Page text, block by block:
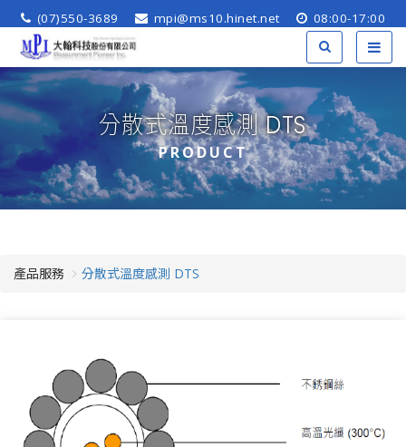
(07)550-3689 mpi@ms10.hinet.net 08:00-17:00
分散式溫度感測 DTS
PRODUCT
產品服務 分散式溫度感測 DTS